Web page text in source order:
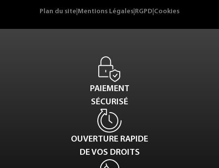
Plan du site Mentions Légales RGPD Cookies
PAIEMENT
SÉCURISÉ
OUVERTURE RAPIDE
DE VOS DROITS